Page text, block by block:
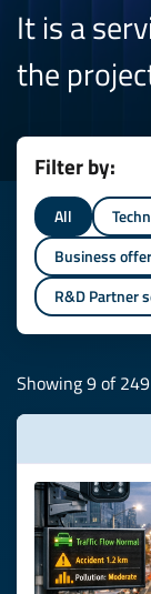
It is a
the
Filter by:
All
Business offer
R&D Partner
Showing 9 of